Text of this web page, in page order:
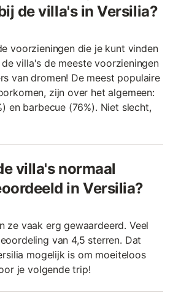
de villa's in Versilia?
voorzieningen die je kunt vinden
villa's de meeste voorzieningen
van dromen! De meest populaire
zijn over het algemeen:
en barbecue (76%). Niet slecht,
villa's normaal
in Versilia?
ze vaak erg gewaardeerd. Veel
van 4,5 sterren. Dat
mogelijk is om moeiteloos
je volgende trip!